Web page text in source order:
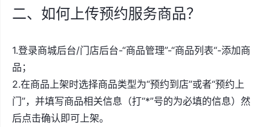
二、如何上传预约服务商品？
1.登录商城后台/门店后台-“商品管理”-“商品列表“-添加商
品；
2.在商品上架时选择商品类型为“预约到店”或者“预约上
门”，并填写商品相关信息（打“*”号的为必填的信息）然
后点击确认即可上架。